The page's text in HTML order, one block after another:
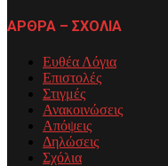
ΑΡΘΡΑ – ΣΧΟΛΙΑ
Ευθέα Λόγια
Επιστολές
Στιγμές
Ανακοινώσεις
Απόψεις
Δηλώσεις
Σχόλια